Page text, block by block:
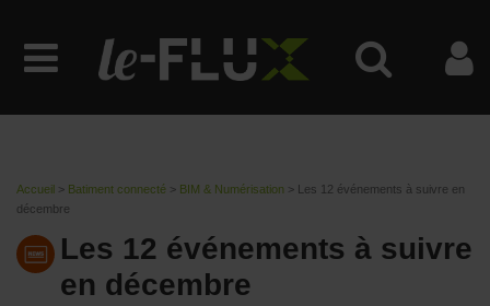
Accueil > Batiment connecté > BIM & Numérisation > Les 12 événements à suivre en
décembre
Les 12 événements à suivre
en décembre